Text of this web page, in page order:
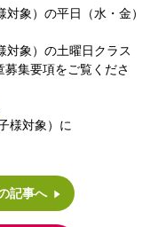
パートナーシップ
校について
PTA活動）
学について
バス
進路
ランチ
入 お問い合わせ
象）の平日（水・金）
対象）の土曜日クラス
集要項をご覧くださ
様対象）に
記事へ